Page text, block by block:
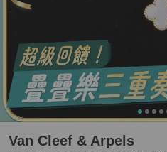
Van Cleef & Arpels